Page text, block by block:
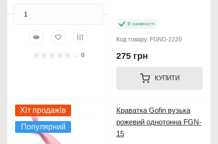
0
В наявності
Код товару: FGND-2220
275 грн
КУПИТИ
Хіт продажів
Популярний
Краватка Gofin вузька
рожевий однотонна FGN-
15